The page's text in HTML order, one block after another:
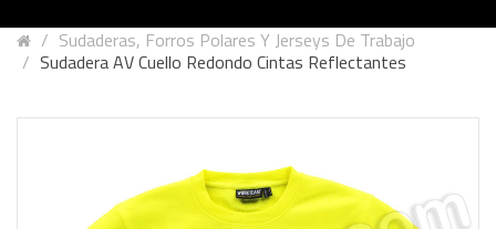
Sudaderas, Forros Polares Y Jerseys De Trabajo
Sudadera AV Cuello Redondo Cintas Reflectantes